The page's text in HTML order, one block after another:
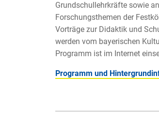
Grundschullehrkräfte sowie
Forschungsthemen der
Vorträge zur Didaktik und
werden vom bayerischen
Programm ist im Internet
Programm und